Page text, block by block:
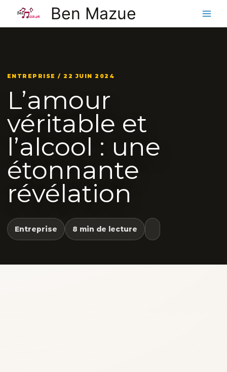
contenu
Ben Mazue
ENTREPRISE / 22 JUIN 2024
L’amour
véritable et
l’alcool : une
étonnante
révélation
Entreprise 8 min de lecture